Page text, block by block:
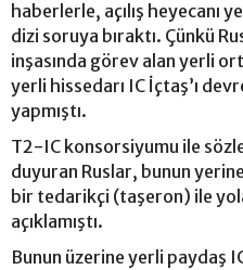
haberlerle, açılış heyecanı
dizi soruya bıraktı. Çünkü
inşasında görev alan yerli
yerli hissedarı IC İçtaş’ı
yapmıştı.
T2-IC konsorsiyumu ile
duyuran Ruslar, bunun
bir tedarikçi (taşeron) ile
açıklamıştı.
Bunun üzerine yerli paydaş